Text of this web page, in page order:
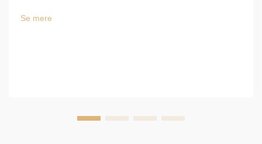
Se mere